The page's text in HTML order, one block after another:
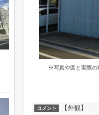
※写真や図と実際の
コメント 【外観】